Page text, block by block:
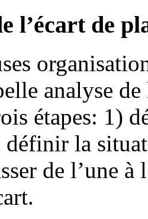
l’écart de
analyse
étapes: 1)
définir la
de l’une à